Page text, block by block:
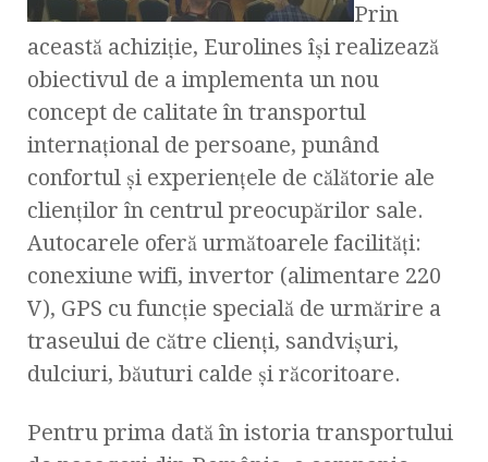
Prin
această achiziție, Eurolines își realizează
obiectivul de a implementa un nou
concept de calitate în transportul
internaţional de persoane, punând
confortul şi experienţele de călătorie ale
clienţilor în centrul preocupărilor sale.
Autocarele oferă următoarele facilități:
conexiune wifi, invertor (alimentare 220
V), GPS cu funcție specială de urmărire a
traseului de către clienți, sandvișuri,
dulciuri, băuturi calde și răcoritoare.
Pentru prima dată în istoria transportului